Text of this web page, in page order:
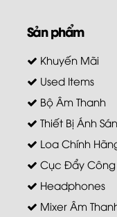
Sản phẩm
Khuyến Mãi
Used Items
Bộ Âm Thanh
Thiết Bị Ánh
Loa Chính
Cục Đẩy
Headphones
Mixer Âm